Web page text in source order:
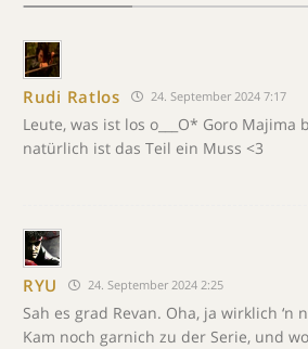
Rudi Ratlos 24. September 2024 7:17
Leute, was ist los o___O* Goro Majima
natürlich ist das Teil ein Muss <3
RYU 24. September 2024 2:25
Sah es grad Revan. Oha, ja wirklich ‘n
Kam noch garnich zu der Serie, und